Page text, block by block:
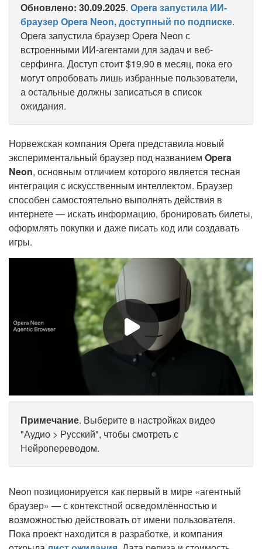
Обновлено: 30.09.2025. Opera запустила ИИ-
браузер Opera Neon, доступный по подписке.
Opera запустила браузер Opera Neon с
встроенными ИИ-агентами для задач и веб-
серфинга. Доступ стоит $19,90 в месяц, пока его
могут опробовать лишь избранные пользователи,
а остальные должны записаться в список
ожидания.
Норвежская компания Opera представила новый
экспериментальный браузер под названием Opera
Neon, основным отличием которого является тесная
интеграция с искусственным интеллектом. Браузер
способен самостоятельно выполнять действия в
интернете — искать информацию, бронировать билеты,
оформлять покупки и даже писать код или создавать
игры.
Примечание. Выберите в настройках видео
"Аудио > Русский", чтобы смотреть с
Нейропереводом.
Neon позиционируется как первый в мире «агентный
браузер» — с контекстной осведомлённостью и
возможностью действовать от имени пользователя.
Пока проект находится в разработке, и компания